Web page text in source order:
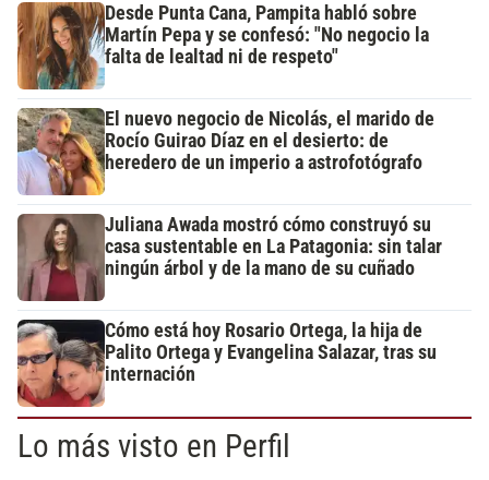
Desde Punta Cana, Pampita habló sobre
Martín Pepa y se confesó: "No negocio la
falta de lealtad ni de respeto"
El nuevo negocio de Nicolás, el marido de
Rocío Guirao Díaz en el desierto: de
heredero de un imperio a astrofotógrafo
Juliana Awada mostró cómo construyó su
casa sustentable en La Patagonia: sin talar
ningún árbol y de la mano de su cuñado
Cómo está hoy Rosario Ortega, la hija de
Palito Ortega y Evangelina Salazar, tras su
internación
Lo más visto en Perfil